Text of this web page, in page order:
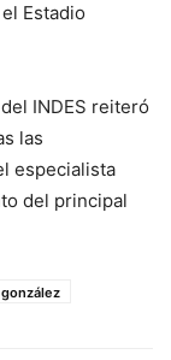
Estadio
INDES reiteró
las
especialista
del principal